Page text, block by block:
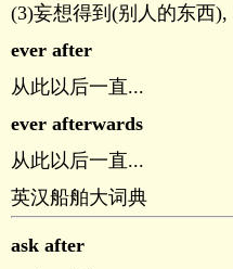
(3)妄想得到(别人的东西),
ever after
从此以后一直...
ever afterwards
从此以后一直...
英汉船舶大词典
ask after